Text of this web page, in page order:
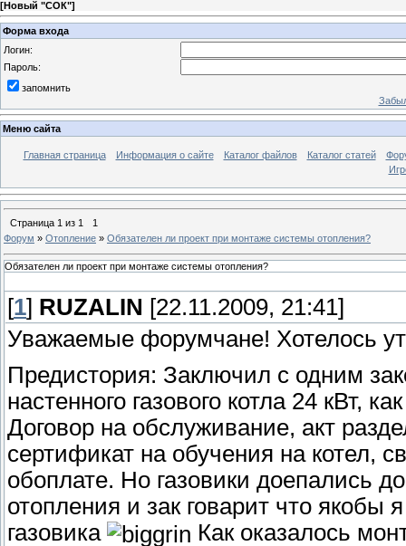
[Новый "СОК"]
Форма входа
Логин:
Пароль:
запомнить
Меню сайта
Главная страница Информация о сайте Каталог файлов Каталог статей
Страница 1 из 1
1
Форум » Отопление » Обязателен ли проект при монтаже системы отопления?
Обязателен ли проект при монтаже системы отопления?
[1] RUZALIN [22.11.2009, 21:41]
Уважаемые форумчане! Хотелось
Предистория: Заключил с одним
настенного газового котла 24 кВт,
Договор на обслуживание, акт
сертификат на обучения на котел,
обоплате. Но газовики доепались
отопления и зак говарит что якобы
газовика
Как оказалось